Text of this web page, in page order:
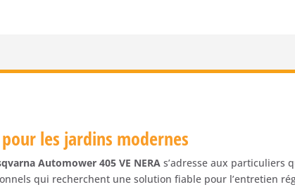
900
m²
les jardins modernes
Automower 405 VE NERA s’adresse aux particuliers
qui recherchent une solution fiable pour l’entretien